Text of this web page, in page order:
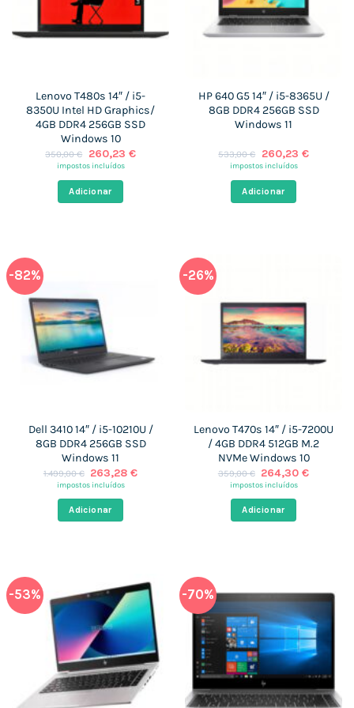
Lenovo T480s 14″ / i5-
8350U Intel HD Graphics/
4GB DDR4 256GB SSD
Windows 10
350,00€
O
preço
era:
350,00 €.
260,23 €O
impostos incluídos
Adicionar
HP 640 G5 14″ / i5-8365U /
8GB DDR4 256GB SSD
Windows 11
533,00€
O
preço
era:
533,00 €.
260,23 €O
impostos incluídos
Adicionar
-82%
Dell 3410 14″ / i5-10210U /
8GB DDR4 256GB SSD
Windows 11
1.499,00€ O
preço
era:
1.499,00 €.
263,28€O
impostos incluídos
Adicionar
-26%
Lenovo T470s 14″ / i5-7200U
/ 4GB DDR4 512GB M.2
NVMe Windows 10
359,00€ O
preço
era:
359,00 €.
264,30€O
impostos incluídos
Adicionar
-53% -70%